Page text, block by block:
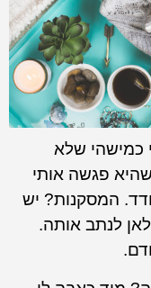
שלא
פגשה אותי
המסקנות? יש
לנתב אותה.